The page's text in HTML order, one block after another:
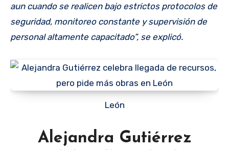
aun cuando se realicen bajo estrictos protocolos de
seguridad, monitoreo constante y supervisión de
personal altamente capacitado”, se explicó.
León
Alejandra Gutiérrez